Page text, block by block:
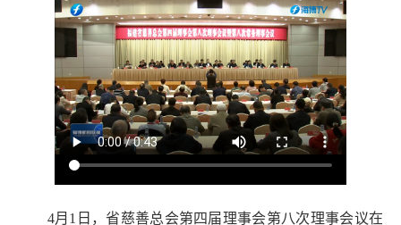
4月1日，省慈善总会第四届理事会第八次理事会议在